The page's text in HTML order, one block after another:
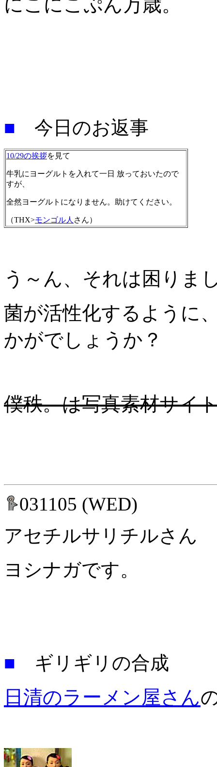
にこにこぷん万歳。
■ 今日のお返事
10/29の挨拶を見て
牛乳にヨーグルトを入れて一日 放っておいたので
すが、
全然ヨーグルトになりません。助けてください。
（THX>モンゴル人 さん）
う～ん、それは困りま
菌が活性化するように
かがでしょうか？
僕秩。は写真素材サイ
031105 (WED)
アセチルサリチルさ
ヨシナガです。
■ ギリギリの合成
日清のラーメン屋さん